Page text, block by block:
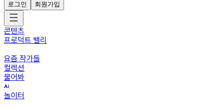
로그인
회원가입
콘텐츠
프로덕트 밸리
요즘 작가들
컬렉션
물어봐
놀이터